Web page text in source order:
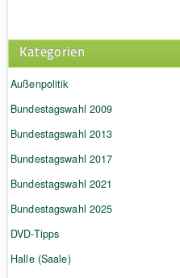
Kategorien
Außenpolitik
Bundestagswahl 2009
Bundestagswahl 2013
Bundestagswahl 2017
Bundestagswahl 2021
Bundestagswahl 2025
DVD-Tipps
Halle (Saale)